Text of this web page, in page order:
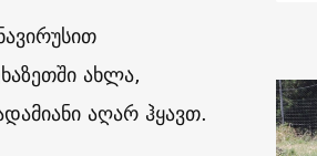
ახლა,
აღარ ჰყავთ.